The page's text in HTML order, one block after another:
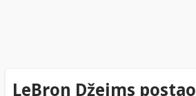
LeBron Džejms